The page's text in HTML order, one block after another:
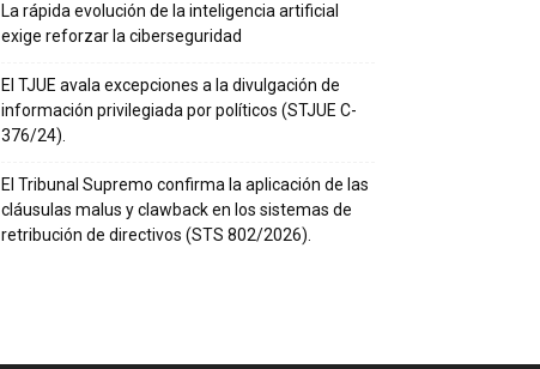
La rápida evolución de la inteligencia artificial
exige reforzar la ciberseguridad
El TJUE avala excepciones a la divulgación de
información privilegiada por políticos (STJUE C-
376/24).
El Tribunal Supremo confirma la aplicación de las
cláusulas malus y clawback en los sistemas de
retribución de directivos (STS 802/2026).